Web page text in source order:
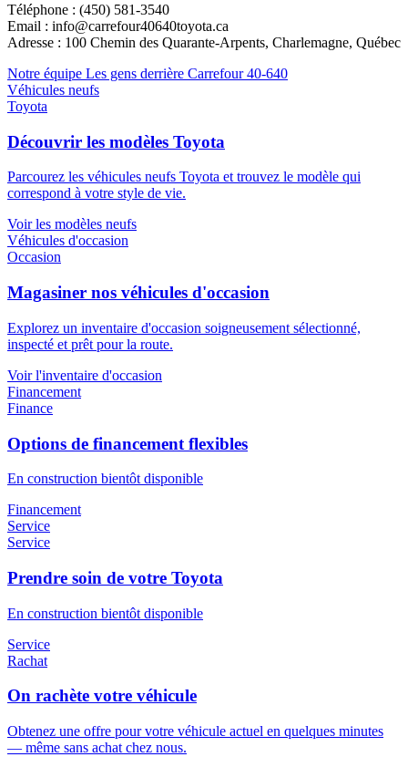
Téléphone : (450) 581-3540
Email : info@carrefour40640toyota.ca
Adresse : 100 Chemin des Quarante-Arpents, Charlemagne, Québec
Notre équipe Les gens derrière Carrefour 40-640
Véhicules neufs
Toyota
Découvrir les modèles Toyota
Parcourez les véhicules neufs Toyota et trouvez le modèle qui
correspond à votre style de vie.
Voir les modèles neufs
Véhicules d'occasion
Occasion
Magasiner nos véhicules d'occasion
Explorez un inventaire d'occasion soigneusement sélectionné,
inspecté et prêt pour la route.
Voir l'inventaire d'occasion
Financement
Finance
Options de financement flexibles
En construction bientôt disponible
Financement
Service
Service
Prendre soin de votre Toyota
En construction bientôt disponible
Service
Rachat
On rachète votre véhicule
Obtenez une offre pour votre véhicule actuel en quelques minutes
— même sans achat chez nous.